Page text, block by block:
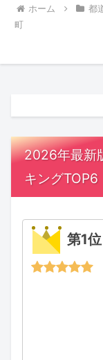
ホーム 都
町
2026年最新
キングTOP6
第1